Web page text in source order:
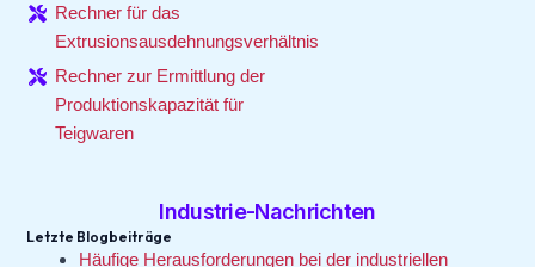
Rechner für das
Extrusionsausdehnungsverhältnis
Rechner zur Ermittlung der
Produktionskapazität für
Teigwaren
Industrie-Nachrichten
Letzte Blogbeiträge
Häufige Herausforderungen bei der industriellen